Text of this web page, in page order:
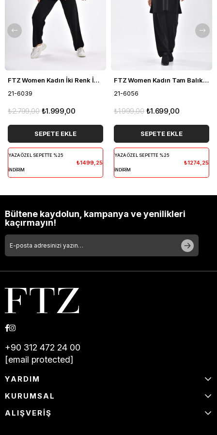
FTZ Women Kadın İki Renk İkili Takım Siyah 21-6039
21-6039
₺1.999,00
₺2.799,00
SEPETE EKLE
YAZA ÖZEL SEPETTE %25
İNDİRİM
₺1499,25
FTZ Women Kadın Tam Balıkçı İkili Takım Siyah 21-6056
21-6056
₺1.699,00
₺1.999,00
SEPETE EKLE
YAZA ÖZEL SEPETTE %25
İNDİRİM
₺1274,25
Bültene kaydolun, kampanya ve yenilikleri
kaçırmayın!
+90 312 472 24 00
[email protected]
YARDIM
KURUMSAL
ALIŞVERİŞ